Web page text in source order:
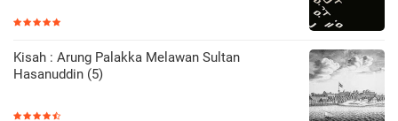
Kisah : Arung Palakka Melawan Sultan
Hasanuddin (5)